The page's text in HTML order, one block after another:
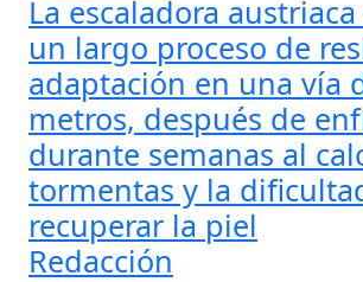
La escaladora
un largo proceso de
adaptación en una vía
metros, después de
durante semanas al
tormentas y la
recuperar la piel
Redacción